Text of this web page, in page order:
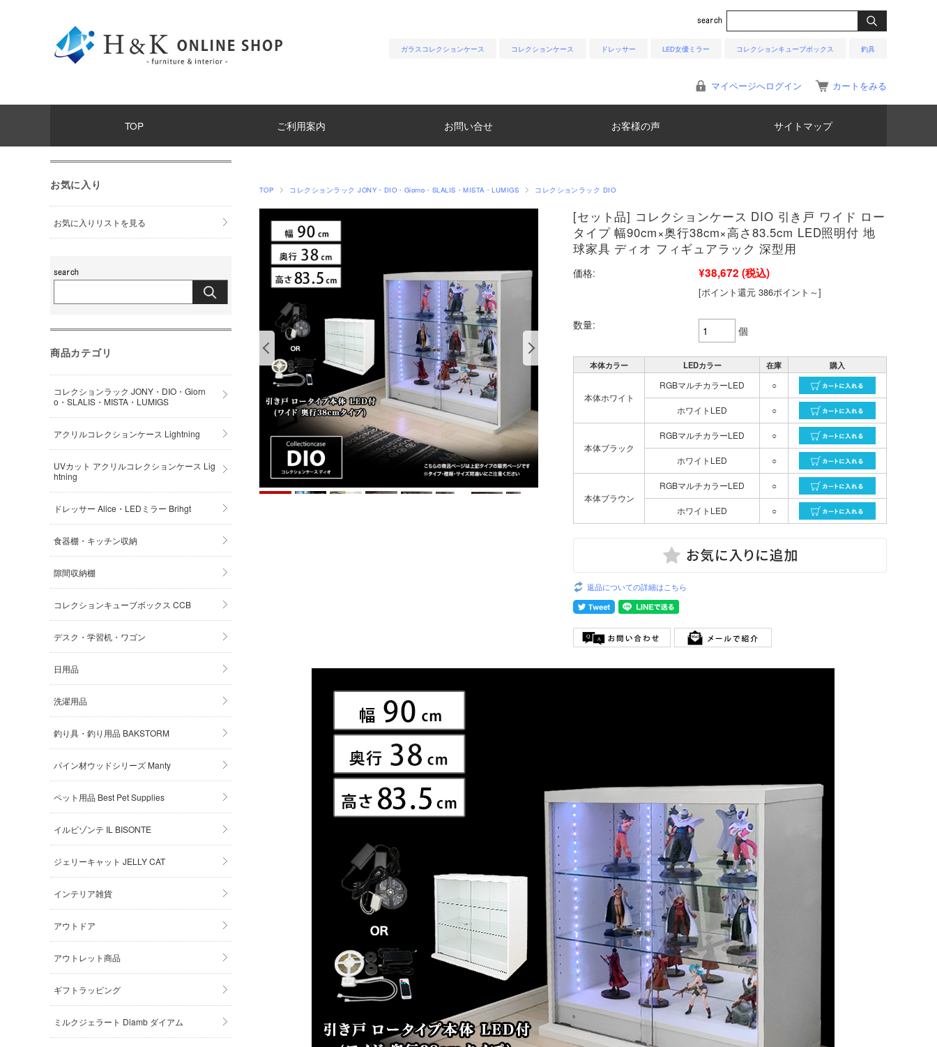
ガラスコレクションケース コレクションケース ドレッサー LED女優ミラー コレクションキューブボックス 釣具
マイページへログイン カートをみる
TOP ご利用案内 お問い合せ お客様の声 サイトマップ
TOP コレクションラック JONY・DIO・Giorno・SLALIS・MISTA・LUMIGS コレクションラック DIO
[セット品] コレクションケース DIO 引き戸 ワイド ロー
タイプ 幅90cm×奥行38cm×高さ83.5cm LED照明付 地
球家具 ディオ フィギュアラック 深型用
価格: ¥38,672 (税込)
[ポイント還元 386ポイント～]
数量: 個
本体カラー LEDカラー 在庫 購入
本体ホワイト
RGBマルチカラーLED ○
ホワイトLED ○
本体ブラック
RGBマルチカラーLED ○
ホワイトLED ○
本体ブラウン
RGBマルチカラーLED ○
ホワイトLED ○
返品についての詳細はこちら
お気に入り
お気に入りリストを見る
商品カテゴリ
コレクションラック JONY・DIO・Giorn
o・SLALIS・MISTA・LUMIGS
アクリルコレクションケース Lightning
UVカット アクリルコレクションケース Lig
htning
ドレッサー Alice・LEDミラー Brihgt
食器棚・キッチン収納
隙間収納棚
コレクションキューブボックス CCB
デスク・学習机・ワゴン
日用品
洗濯用品
釣り具・釣り用品 BAKSTORM
パイン材ウッドシリーズ Manty
ペット用品 Best Pet Supplies
イルビゾンテ IL BISONTE
ジェリーキャット JELLY CAT
インテリア雑貨
アウトドア
アウトレット商品
ギフトラッピング
ミルクジェラート Diamb ダイアム